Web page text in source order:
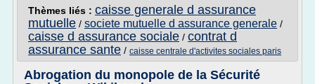
Thèmes liés : caisse generale d assurance
mutuelle / societe mutuelle d assurance generale /
caisse d assurance sociale / contrat d
assurance sante / caisse centrale d'activites sociales paris
Abrogation du monopole de la Sécurité